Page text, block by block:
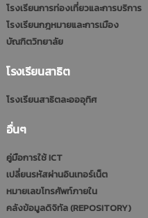
โรงเรียนการท่องเที่ยวและการบริการ
โรงเรียนกฎหมายและการเมือง
บัณฑิตวิทยาลัย
โรงเรียนสาธิต
โรงเรียนสาธิตละอออุทิศ
อื่นๆ
คู่มือการใช้ ICT
เปลี่ยนรหัสผ่านอินเทอร์เน็ต
หมายเลขโทรศัพท์ภายใน
คลังข้อมูลดิจิทัล (REPOSITORY)